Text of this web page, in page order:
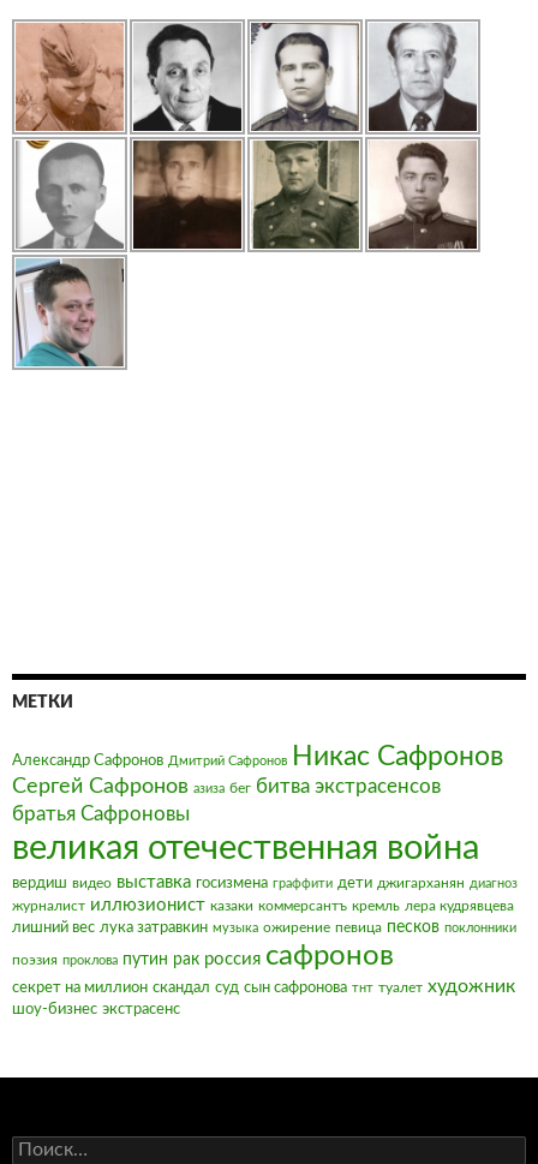
МЕТКИ
Александр Сафронов Дмитрий Сафронов Никас Сафронов
Сергей Сафронов азиза бег битва экстрасенсов
братья Сафроновы
великая отечественная война
вердиш видео выставка госизмена граффити дети джигарханян диагноз
журналист иллюзионист казаки коммерсантъ кремль лера кудрявцева
лишний вес лука затравкин музыка ожирение певица песков поклонники
поэзия проклова путин рак россия сафронов
секрет на миллион скандал суд сын сафронова тнт туалет художник
шоу-бизнес экстрасенс
Найти: